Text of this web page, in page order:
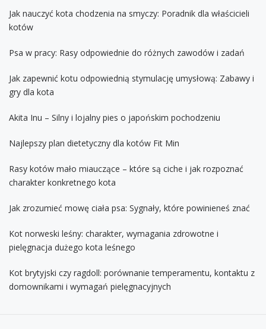
Jak nauczyć kota chodzenia na smyczy: Poradnik dla właścicieli
kotów
Psa w pracy: Rasy odpowiednie do różnych zawodów i zadań
Jak zapewnić kotu odpowiednią stymulację umysłową: Zabawy i
gry dla kota
Akita Inu – Silny i lojalny pies o japońskim pochodzeniu
Najlepszy plan dietetyczny dla kotów Fit Min
Rasy kotów mało miauczące – które są ciche i jak rozpoznać
charakter konkretnego kota
Jak zrozumieć mowę ciała psa: Sygnały, które powinieneś znać
Kot norweski leśny: charakter, wymagania zdrowotne i
pielęgnacja dużego kota leśnego
Kot brytyjski czy ragdoll: porównanie temperamentu, kontaktu z
domownikami i wymagań pielęgnacyjnych